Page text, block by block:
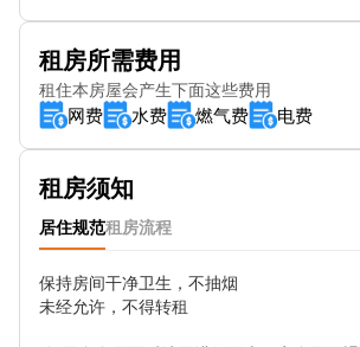
Harrow Weald Bus Garage Stop WT
Weald Lane Stop WL
租房所需费用
租住本房屋会产生下面这些费用
网费 水费 燃气费 电费
租房须知
居住规范租房流程
保持房间干净卫生，不抽烟
未经允许，不得转租